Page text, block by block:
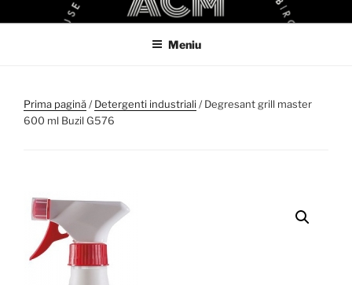
la
ACM
ACM VIRTUAL SHOP
Meniu
Prima pagină/Detergenti industriali / Degresant grill master
600 ml Buzil G576